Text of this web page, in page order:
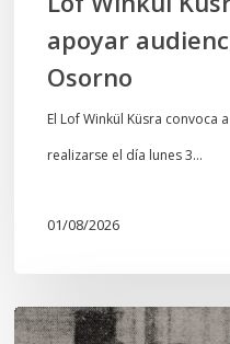
apoyar
Osorno
El Lof Winkül Küsra convoca
realizarse el día lunes 3…
01/08/2026
Chawrakawin: